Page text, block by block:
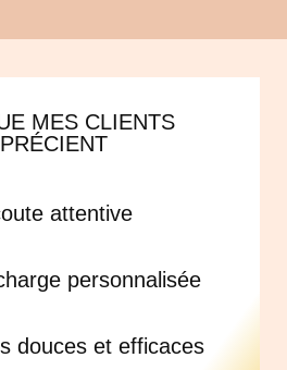
MES CLIENTS
attentive
personnalisée
douces et efficaces